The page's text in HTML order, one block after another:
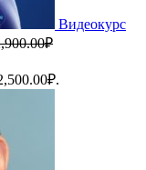
Видеокурс
₽